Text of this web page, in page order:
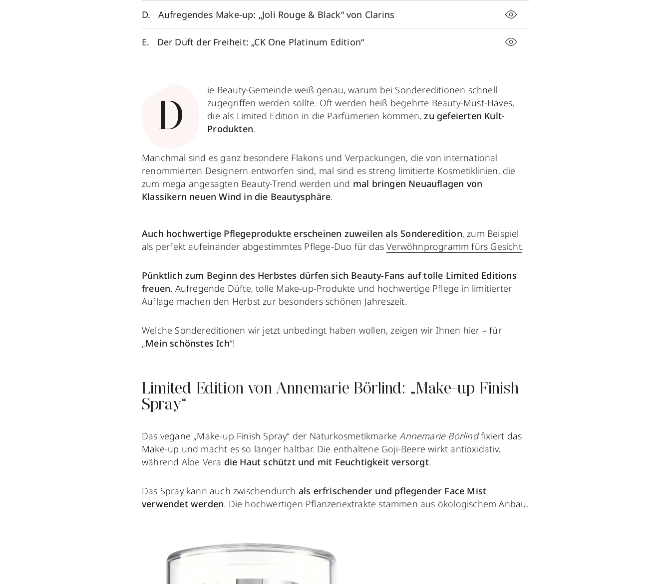
Aufregendes Make-up: „Joli Rouge & Black“ von Clarins
Der Duft der Freiheit: „CK One Platinum Edition“
D
ie Beauty-Gemeinde weiß genau, warum bei Sondereditionen schnell
zugegriffen werden sollte. Oft werden heiß begehrte Beauty-Must-Haves,
die als Limited Edition in die Parfümerien kommen,zu gefeierten Kult-
Produkten.
Manchmal sind es ganz besondere Flakons und Verpackungen, die von international
renommierten Designern entworfen sind, mal sind es streng limitierte Kosmetiklinien, die
zum mega angesagten Beauty-Trend werden und mal bringen Neuauflagen von
Klassikern neuen Wind in die Beautysphäre.
Auch hochwertige Pflegeprodukte erscheinen zuweilen als Sonderedition, zum Beispiel
als perfekt aufeinander abgestimmtes Pflege-Duo für dasVerwöhnprogramm fürs Gesicht.
Pünktlich zum Beginn des Herbstes dürfen sich Beauty-Fans auf tolle Limited Editions
freuen. Aufregende Düfte, tolle Make-up-Produkte und hochwertige Pflege in limitierter
Auflage machen den Herbst zur besonders schönen Jahreszeit.
Welche Sondereditionen wir jetzt unbedingt haben wollen, zeigen wir Ihnen hier – für
„Mein schönstes Ich“!
Limited Edition von Annemarie Börlind: „Make-up Finish
Spray“
Das vegane „Make-up Finish Spray“ der NaturkosmetikmarkeAnnemarie Börlindfixiert das
Make-up und macht es so länger haltbar. Die enthaltene Goji-Beere wirkt antioxidativ,
während Aloe Vera die Haut schützt und mit Feuchtigkeit versorgt.
Das Spray kann auch zwischendurch als erfrischender und pflegender Face Mist
verwendet werden. Die hochwertigen Pflanzenextrakte stammen aus ökologischem Anbau.